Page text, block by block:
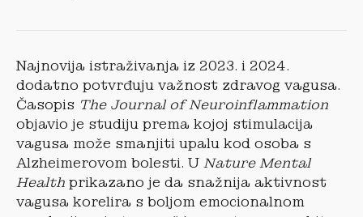
Najnovija istraživanja iz 2023. i 2024.
dodatno potvrđuju važnost zdravog vagusa.
Časopis The Journal of Neuroinflammation
objavio je studiju prema kojoj stimulacija
vagusa može smanjiti upalu kod osoba s
Alzheimerovom bolesti. U Nature Mental
Health prikazano je da snažnija aktivnost
vagusa korelira s boljom emocionalnom